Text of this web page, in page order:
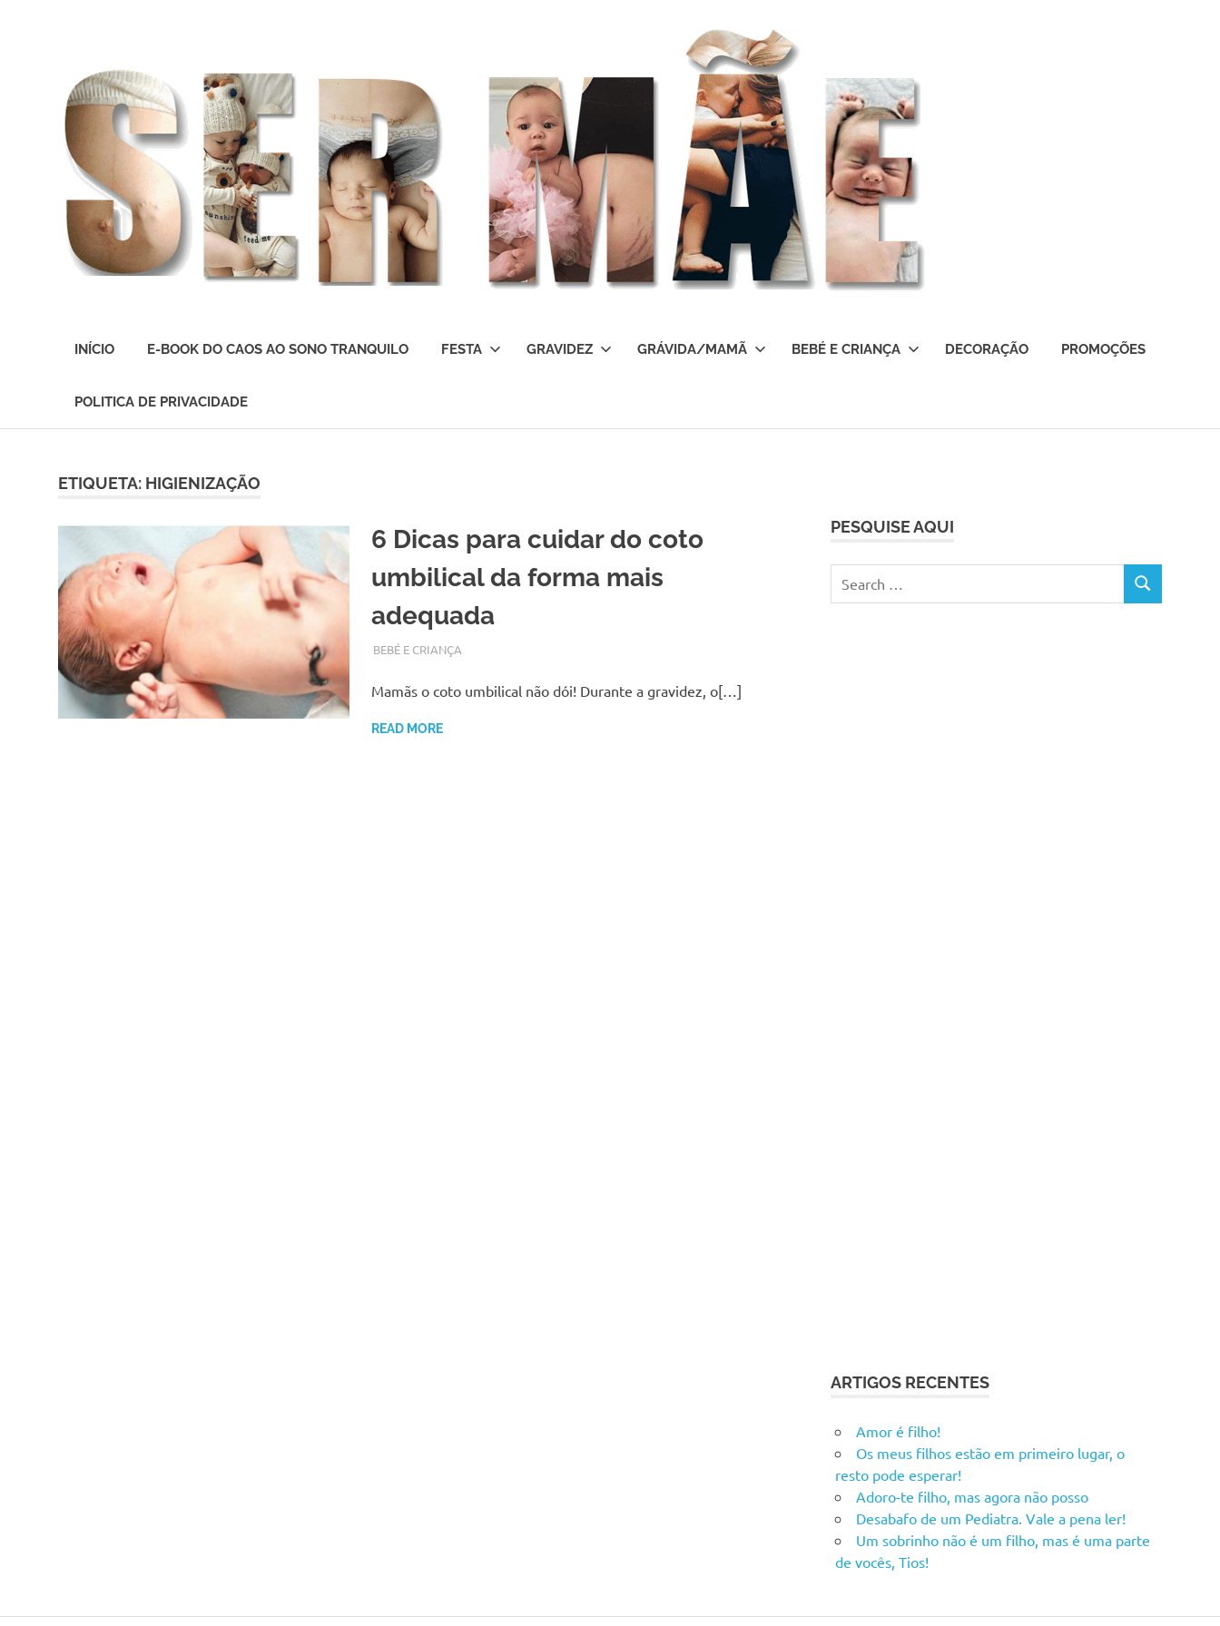
presente
INÍCIO E-BOOK DO CAOS AO SONO TRANQUILO FESTA GRAVIDEZ GRÁVIDA/MAMÃ BEBÉ E CRIANÇA DECORAÇÃO PROMOÇÕES
POLITICA DE PRIVACIDADE
ETIQUETA: HIGIENIZAÇÃO
6 Dicas para cuidar do coto
umbilical da forma mais
adequada
SETEMBRO 28, 2017
ADMIN
BEBÉ E CRIANÇA
Mamãs o coto umbilical não dói! Durante a gravidez, o[…]
READ MORE
PESQUISE AQUI
for:
SEARCH
ARTIGOS RECENTES
Amor é filho!
Os meus filhos estão em primeiro lugar, o
resto pode esperar!
Adoro-te filho, mas agora não posso
Desabafo de um Pediatra. Vale a pena ler!
Um sobrinho não é um filho, mas é uma parte
de vocês, Tios!